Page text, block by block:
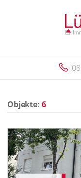
Objekte: 6